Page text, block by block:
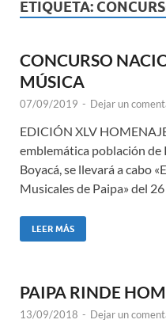
ETIQUETA:
CONCURSO
MÚSICA
07/09/2019 - Dejar un
EDICIÓN XLV
emblemática población de
Boyacá, se llevará a cabo
Musicales de Paipa» del 26
LEER MÁS
PAIPA RINDE
13/09/2018 - Dejar un